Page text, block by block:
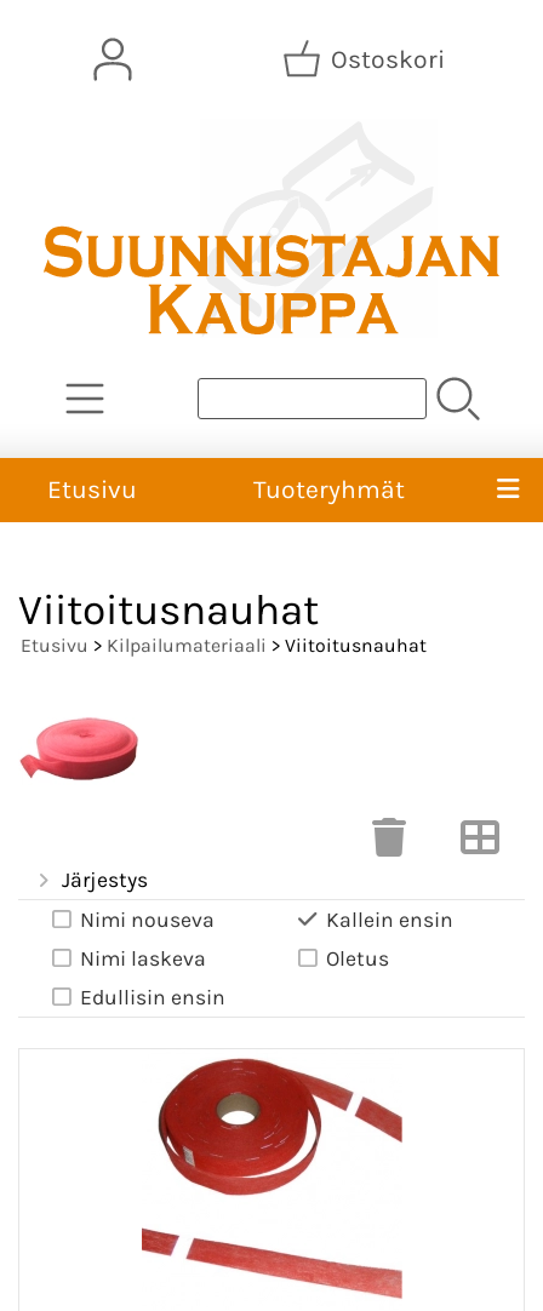
Ostoskori
Etusivu Tuoteryhmät
Viitoitusnauhat
Etusivu > Kilpailumateriaali > Viitoitusnauhat
Järjestys
Nimi nouseva
Nimi laskeva
Edullisin ensin
Kallein ensin
Oletus